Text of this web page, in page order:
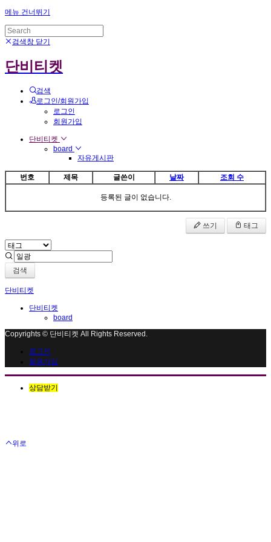
메뉴 건너뛰기
검색창 닫기
단비티켓
검색
로그인/회원가입
로그인
회원가입
단비티켓
board
자유게시판
번호 제목 글쓴이 날짜 조회 수
등록된 글이 없습니다.
쓰기 태그
검색
단비티켓
단비티켓
board
Copyrights © 단비티켓 All Rights Reserved.
로그인
회원가입
상담받기
위로